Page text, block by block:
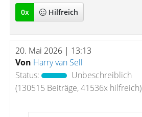
0x Hilfreich
20. Mai 2026 | 13:13
Von Harry van Sell
Status:
Unbeschreiblich
(130515 Beiträge, 41536x hilfreich)